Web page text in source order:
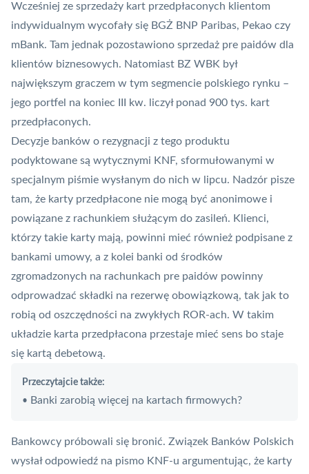
Wcześniej ze sprzedaży kart przedpłaconych klientom
indywidualnym wycofały się BGŻ BNP Paribas, Pekao czy
mBank. Tam jednak pozostawiono sprzedaż pre paidów dla
klientów biznesowych. Natomiast BZ WBK był
największym graczem w tym segmencie polskiego rynku –
jego portfel na koniec III kw. liczył ponad 900 tys. kart
przedpłaconych.
Decyzje banków o rezygnacji z tego produktu
podyktowane są wytycznymi KNF, sformułowanymi w
specjalnym piśmie wysłanym do nich w lipcu. Nadzór pisze
tam, że karty przedpłacone nie mogą być anonimowe i
powiązane z rachunkiem służącym do zasileń. Klienci,
którzy takie karty mają, powinni mieć również podpisane z
bankami umowy, a z kolei banki od środków
zgromadzonych na rachunkach pre paidów powinny
odprowadzać składki na rezerwę obowiązkową, tak jak to
robią od oszczędności na zwykłych ROR-ach. W takim
układzie karta przedpłacona przestaje mieć sens bo staje
się kartą debetową.
Przeczytajcie także:
• Banki zarobią więcej na kartach firmowych?
Bankowcy próbowali się bronić. Związek Banków Polskich
wysłał odpowiedź na pismo KNF-u argumentując, że karty